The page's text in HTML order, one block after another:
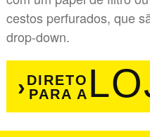
cestos perfurados, que
drop-down.
DIRETO
PARA A